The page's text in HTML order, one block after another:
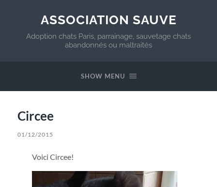
ASSOCIATION SAUVE
Adoption chats Paris, parrainage, sauvetage chats
abandonnés ou maltraités
SHOW MENU
Circee
01/12/2015
Voici Circee!